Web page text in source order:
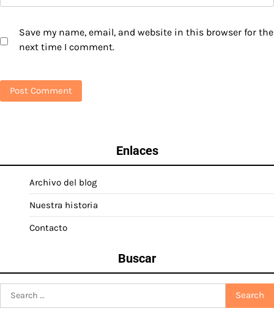
Save my name, email, and website in this browser for the
next time I comment.
Enlaces
Archivo del blog
Nuestra historia
Contacto
Buscar
Search
for: